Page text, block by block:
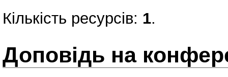
Кількість ресурсів: 1.
Доповідь на